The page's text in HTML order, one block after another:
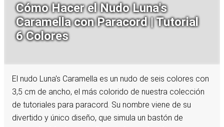
Cómo Hacer el Nudo Luna's
Caramella con Paracord | Tutorial
6 Colores
El nudo Luna's Caramella es un nudo de seis colores con
3,5 cm de ancho, el más colorido de nuestra colección
de tutoriales para paracord. Su nombre viene de su
divertido y único diseño, que simula un bastón de